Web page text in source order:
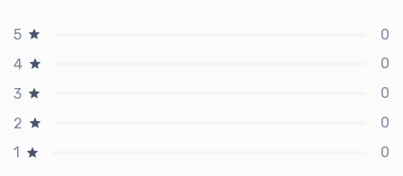
5
0
4
0
3
0
2
0
1
0